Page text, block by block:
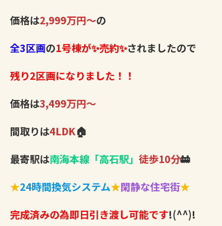
価格は2,999万円～の
全3区画の1号棟が✨売約✨されましたので
残り2区画になりました！！
価格は3,499万円～
間取りは4LDK🏠
最寄駅は南海本線「高石駅」 徒歩10分🚋
★24時間換気システム★閑静な住宅街★
完成済みの為即日引き渡し可能です!(^^)!